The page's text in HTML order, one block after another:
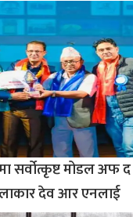
सर्वोत्कृष्ट मोडल अफ
देव आर एनलाई